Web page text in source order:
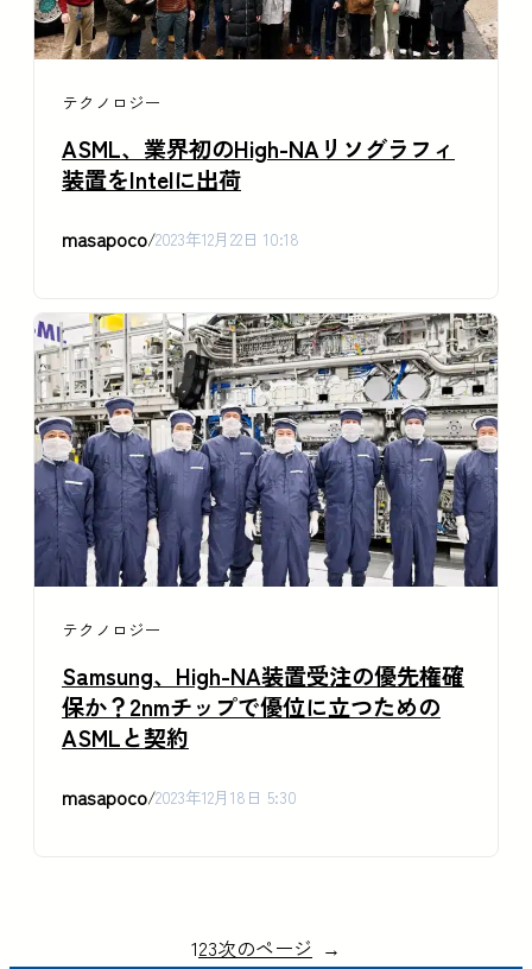
テクノロジー
ASML、業界初のHigh-NAリソグラフィ
装置をIntelに出荷
masapoco/2023年12月22日 10:18
テクノロジー
Samsung、High-NA装置受注の優先権確
保か？2nmチップで優位に立つための
ASMLと契約
masapoco/2023年12月18日 5:30
123次のページ →